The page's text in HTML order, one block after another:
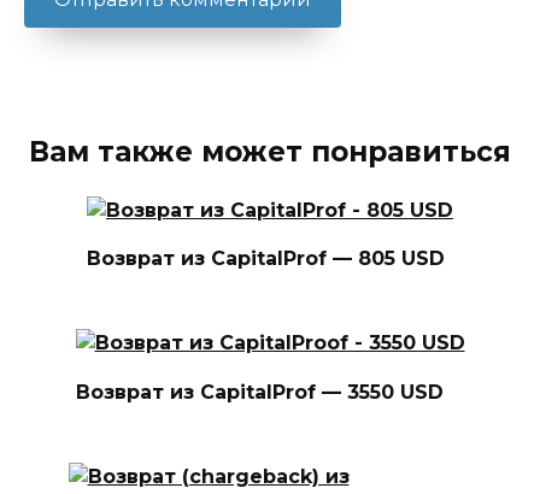
Вам также может понравиться
Возврат из CapitalProf — 805 USD
Возврат из CapitalProf — 3550 USD